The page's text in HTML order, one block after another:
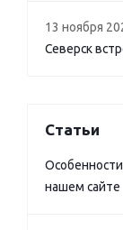
13 ноября
Северск
Статьи
Особенности
нашем сайте